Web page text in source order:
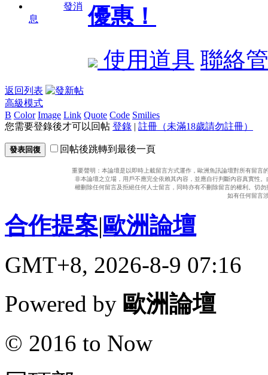
發消
息
優惠！
使用道具 聯絡
返回列表
高級模式
B Color Image Link Quote Code Smilies
您需要登錄後才可以回帖 登錄 | 註冊（未滿18歲請勿註冊）
發表回復 回帖後跳轉到最後一頁
重要聲明：本論壇是以即時上載留言方式運作，歐洲魚訊論壇對所有留
非本論壇之立場，用戶不應完全依賴其內容，並應自行判斷內容真實性
權刪除任何留言及拒絕任何人士留言，同時亦有不刪除留言的權利。切
如有任何留言
合作提案|歐洲論壇
GMT+8, 2026-8-9 07:16
Powered by 歐洲論壇
© 2016 to Now